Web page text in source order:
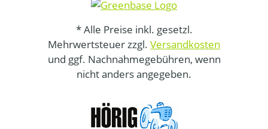
* Alle Preise inkl. gesetzl.
Mehrwertsteuer zzgl. Versandkosten
und ggf. Nachnahmegebühren, wenn
nicht anders angegeben.